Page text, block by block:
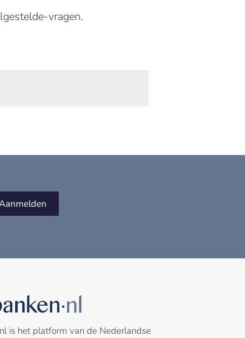
vragen.
is het platform van de Nederlandse